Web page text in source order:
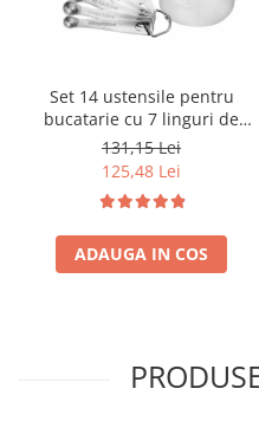
Set 14 ustensile pentru
bucatarie cu 7 linguri de
masurat si 6 cupe de
masurat, tabel pentru
masurare cu suport
magnetic, otel inoxidabil
131,15 Lei
125,48 Lei
ADAUGA IN COS